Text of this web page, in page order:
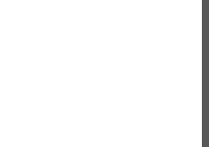
20MM RADIUS, PRAEGUNG:
KROEPFUNG DER PLATTE,